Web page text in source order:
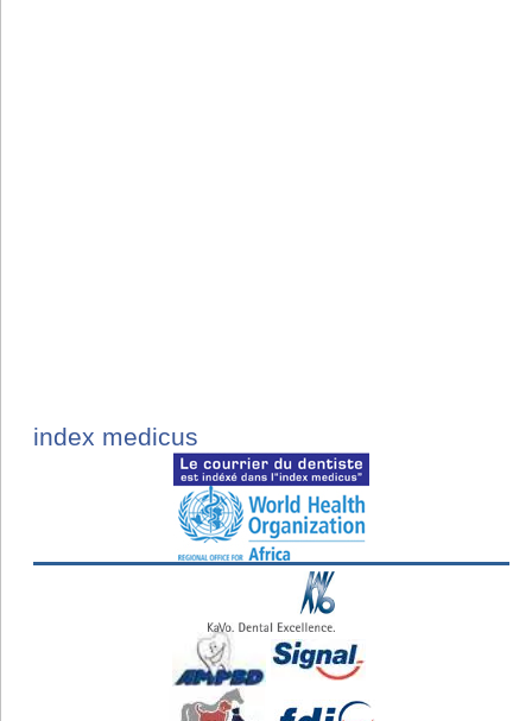
index medicus